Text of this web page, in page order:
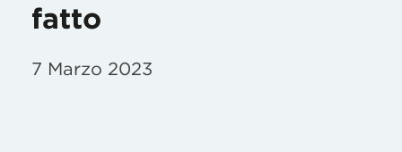
fatto
7 Marzo 2023